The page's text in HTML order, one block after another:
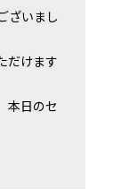
ざいまし
だけます
本日のセ